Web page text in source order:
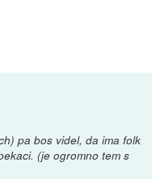
pa bos videl, da ima folk
(je ogromno tem s